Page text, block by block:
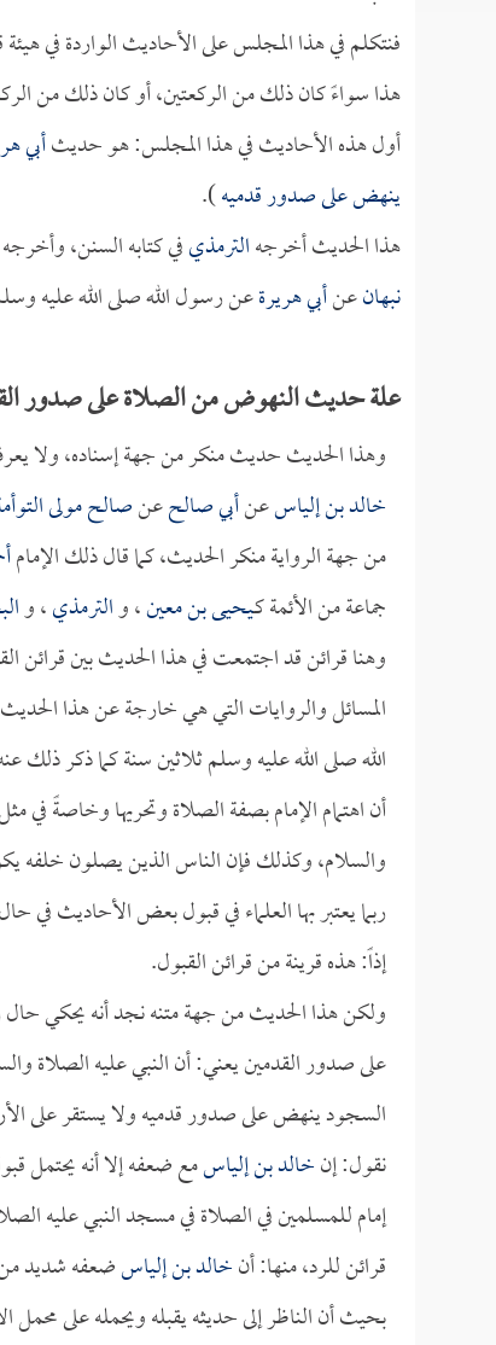
فنتكلم في هذا المجلس على الأحاديث الواردة في
هذا سواءً كان ذلك من الركعتين، أو كان ذلك من
أول هذه الأحاديث في هذا المجلس: هو حديثأبي
ينهض على صدور قدميه).
هذا الحديث أخرجهالترمذيفي كتابه السنن، وأخرجه
نبهانعنأبي هريرةعن رسول الله صلى الله عليه
علة حديث النهوض من الصلاة على صدور
وهذا الحديث حديث منكر من جهة إسناده، ولا
خالد بن إلياسعنأبي صالحعنصالح مولى
من جهة الرواية منكر الحديث، كما قال ذلك الإمام
جماعة من الأئمة كـيحيى بن معين، والترمذي، و
وهنا قرائن قد اجتمعت في هذا الحديث بين قرائن
المسائل والروايات التي هي خارجة عن هذا
الله صلى الله عليه وسلم ثلاثين سنة كما ذكر
أن اهتمام الإمام بصفة الصلاة وتحريها وخاصةً في
والسلام، وكذلك فإن الناس الذين يصلون خلفه
ربما يعتبر بها العلماء في قبول بعض الأحاديث
إذاً: هذه قرينة من قرائن القبول.
ولكن هذا الحديث من جهة متنه نجد أنه يحكي
على صدور القدمين يعني: أن النبي عليه الصلاة
السجود ينهض على صدور قدميه ولا يستقر على
نقول: إنخالد بن إلياسمع ضعفه إلا أنه يحتمل
إمام للمسلمين في الصلاة في مسجد النبي عليه
قرائن للرد، منها: أنخالد بن إلياسضعفه شديد من
بحيث أن الناظر إلى حديثه يقبله ويحمله على